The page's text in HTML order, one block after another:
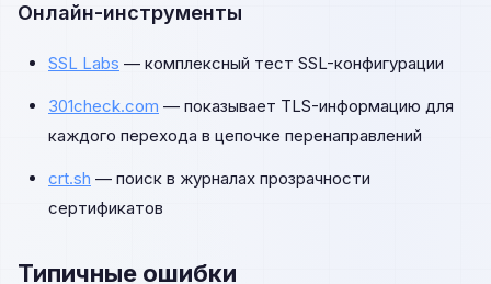
Онлайн-инструменты
SSL Labs — комплексный тест SSL-конфигурации
301check.com — показывает TLS-информацию для
каждого перехода в цепочке перенаправлений
crt.sh — поиск в журналах прозрачности
сертификатов
Типичные ошибки